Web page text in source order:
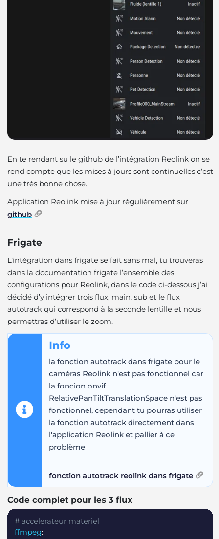
En te rendant su le github de l’intégration Reolink on se
rend compte que les mises à jours sont continuelles c’est
une très bonne chose.
Application Reolink mise à jour régulièrement sur
github
Frigate
L’intégration dans frigate se fait sans mal, tu trouveras
dans la documentation frigate l’ensemble des
configurations pour Reolink, dans le code ci-dessous j’ai
décidé d’y intégrer trois flux, main, sub et le flux
autotrack qui correspond à la seconde lentille et nous
permettras d’utiliser le zoom.
Info
la fonction autotrack dans frigate pour le
caméras Reolink n'est pas fonctionnel car
la foncion onvif
RelativePanTiltTranslationSpace n'est pas
fonctionnel, cependant tu pourras utiliser
la fonction autotrack directement dans
l'application Reolink et pallier à ce
problème
fonction autotrack reolink dans frigate
Code complet pour les 3 flux
# accelerateur materiel
ffmpeg: